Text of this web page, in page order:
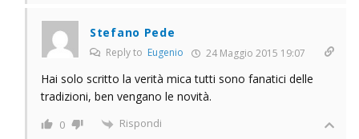
Stefano Pede
Reply to Eugenio 24 Maggio 2015 19:07
Hai solo scritto la verità mica tutti sono fanatici delle
tradizioni, ben vengano le novità.
0 Rispondi